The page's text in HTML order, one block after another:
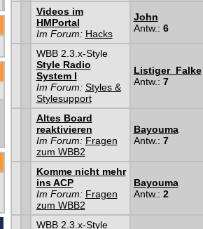
Videos im
HMPortal
Im Forum: Hacks
John
Antw.: 6
WBB 2.3.x-Style
Style Radio
System I
Im Forum: Styles &
Stylesupport
Listiger_Falke
Antw.: 7
Altes Board
reaktivieren
Im Forum: Fragen
zum WBB2
Bayouma
Antw.: 7
Komme nicht mehr
ins ACP
Im Forum: Fragen
zum WBB2
Bayouma
Antw.: 2
WBB 2.3.x-Style